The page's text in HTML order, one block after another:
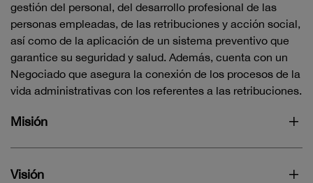
gestión del personal, del desarrollo profesional de las
personas empleadas, de las retribuciones y acción social,
así como de la aplicación de un sistema preventivo que
garantice su seguridad y salud. Además, cuenta con un
Negociado​ que asegura la conexión de los procesos de la
vida administrativas con los referentes a las retribuciones.
Misión
Visión